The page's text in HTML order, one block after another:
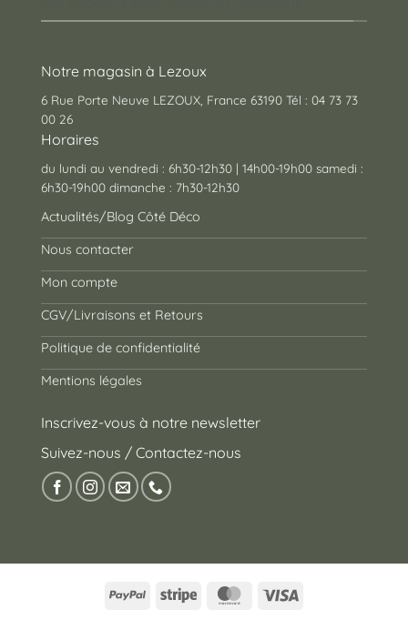
Notre magasin à Lezoux
6 Rue Porte Neuve LEZOUX, France 63190 Tél : 04 73 73
00 26
Horaires
du lundi au vendredi : 6h30-12h30 | 14h00-19h00 samedi :
6h30-19h00 dimanche : 7h30-12h30
Actualités/Blog Côté Déco
Nous contacter
Mon compte
CGV/Livraisons et Retours
Politique de confidentialité
Mentions légales
Inscrivez-vous à notre newsletter
Suivez-nous / Contactez-nous
PayPal Stripe MasterCard
Visa